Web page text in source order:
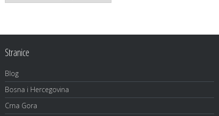
putovanja
Stranice
Blog
Bosna i Hercegovina
Crna Gora